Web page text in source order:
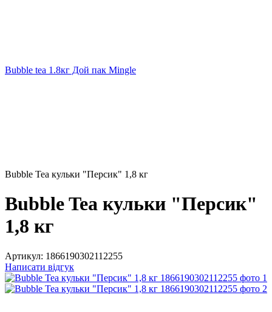
Bubble tea 1.8кг Дой пак Mingle
Bubble Tea кульки "Персик" 1,8 кг
Bubble Tea кульки "Персик"
1,8 кг
Артикул: 1866190302112255
Написати відгук